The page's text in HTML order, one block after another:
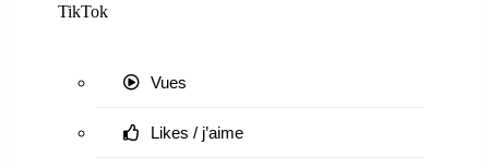
TikTok
Vues
Likes / j’aime